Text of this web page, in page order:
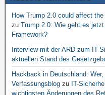
How Trump 2.0 could affect
zu Trump 2.0: Wie geht es
Framework?
Interview mit der ARD zum IT-
aktuellen Stand des
Hackback in Deutschland: Wer,
Verfassungsblog zu IT-
wichtigsten Änderungen des